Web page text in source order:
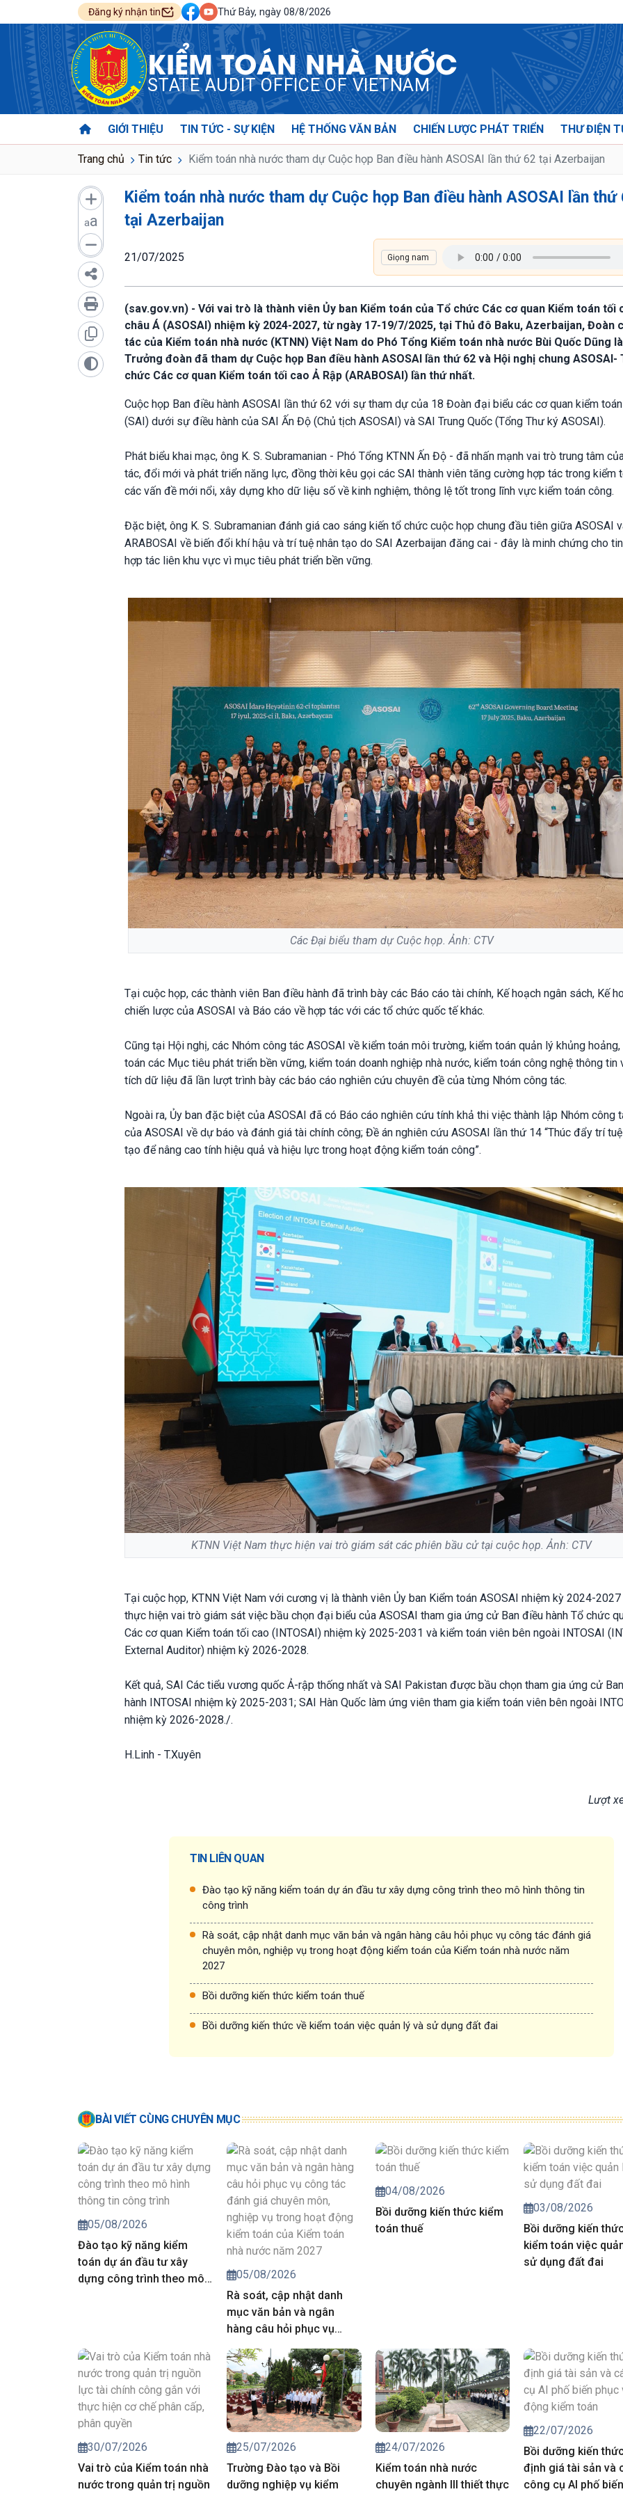
Đăng ký nhận tin Thứ Bảy, ngày 08/8/2026
KIỂM TOÁN NHÀ NƯỚC
STATE AUDIT OFFICE OF VIETNAM
GIỚI THIỆU TIN TỨC - SỰ KIỆN HỆ THỐNG VĂN BẢN CHIẾN LƯỢC PHÁT TRIỂN THƯ ĐIỆN
Trang chủ Tin tức Kiểm toán nhà nước tham dự Cuộc họp Ban điều hành ASOSAI lần thứ 62 tại Azerbaijan
aa
Kiểm toán nhà nước tham dự Cuộc họp Ban điều hành ASOSAI lần thứ
tại Azerbaijan
21/07/2025
(sav.gov.vn) - Với vai trò là thành viên Ủy ban Kiểm toán của Tổ chức Các cơ quan Kiểm toán tối
châu Á (ASOSAI) nhiệm kỳ 2024-2027, từ ngày 17-19/7/2025, tại Thủ đô Baku, Azerbaijan, Đoàn
tác của Kiểm toán nhà nước (KTNN) Việt Nam do Phó Tổng Kiểm toán nhà nước Bùi Quốc Dũng
Trưởng đoàn đã tham dự Cuộc họp Ban điều hành ASOSAI lần thứ 62 và Hội nghị chung ASOSAI-
chức Các cơ quan Kiểm toán tối cao Ả Rập (ARABOSAI) lần thứ nhất.
Cuộc họp Ban điều hành ASOSAI lần thứ 62 với sự tham dự của 18 Đoàn đại biểu các cơ quan kiểm
(SAI) dưới sự điều hành của SAI Ấn Độ (Chủ tịch ASOSAI) và SAI Trung Quốc (Tổng Thư ký ASOSAI).
Phát biểu khai mạc, ông K. S. Subramanian - Phó Tổng KTNN Ấn Độ - đã nhấn mạnh vai trò trung tâm
tác, đổi mới và phát triển năng lực, đồng thời kêu gọi các SAI thành viên tăng cường hợp tác trong kiểm
các vấn đề mới nổi, xây dựng kho dữ liệu số về kinh nghiệm, thông lệ tốt trong lĩnh vực kiểm toán công.
Đặc biệt, ông K. S. Subramanian đánh giá cao sáng kiến tổ chức cuộc họp chung đầu tiên giữa ASOSAI
ARABOSAI về biến đổi khí hậu và trí tuệ nhân tạo do SAI Azerbaijan đăng cai - đây là minh chứng cho
hợp tác liên khu vực vì mục tiêu phát triển bền vững.
Các Đại biểu tham dự Cuộc họp. Ảnh: CTV
Tại cuộc họp, các thành viên Ban điều hành đã trình bày các Báo cáo tài chính, Kế hoạch ngân sách, Kế
chiến lược của ASOSAI và Báo cáo về hợp tác với các tổ chức quốc tế khác.
Cũng tại Hội nghị, các Nhóm công tác ASOSAI về kiểm toán môi trường, kiểm toán quản lý khủng
toán các Mục tiêu phát triển bền vững, kiểm toán doanh nghiệp nhà nước, kiểm toán công nghệ thông tin
tích dữ liệu đã lần lượt trình bày các báo cáo nghiên cứu chuyên đề của từng Nhóm công tác.
Ngoài ra, Ủy ban đặc biệt của ASOSAI đã có Báo cáo nghiên cứu tính khả thi việc thành lập Nhóm công
của ASOSAI về dự báo và đánh giá tài chính công; Đề án nghiên cứu ASOSAI lần thứ 14 “Thúc đẩy trí
tạo để nâng cao tính hiệu quả và hiệu lực trong hoạt động kiểm toán công”.
KTNN Việt Nam thực hiện vai trò giám sát các phiên bầu cử tại cuộc họp. Ảnh: CTV
Tại cuộc họp, KTNN Việt Nam với cương vị là thành viên Ủy ban Kiểm toán ASOSAI nhiệm kỳ 2024-
thực hiện vai trò giám sát việc bầu chọn đại biểu của ASOSAI tham gia ứng cử Ban điều hành Tổ chức
Các cơ quan Kiểm toán tối cao (INTOSAI) nhiệm kỳ 2025-2031 và kiểm toán viên bên ngoài INTOSAI
External Auditor) nhiệm kỳ 2026-2028.
Kết quả, SAI Các tiểu vương quốc Ả-rập thống nhất và SAI Pakistan được bầu chọn tham gia ứng cử
hành INTOSAI nhiệm kỳ 2025-2031; SAI Hàn Quốc làm ứng viên tham gia kiểm toán viên bên ngoài
nhiệm kỳ 2026-2028./.
H.Linh - T.Xuyên
Lượt
TIN LIÊN QUAN
Đào tạo kỹ năng kiểm toán dự án đầu tư xây dựng công trình theo mô hình thông tin
công trình
Rà soát, cập nhật danh mục văn bản và ngân hàng câu hỏi phục vụ công tác đánh giá
chuyên môn, nghiệp vụ trong hoạt động kiểm toán của Kiểm toán nhà nước năm
2027
Bồi dưỡng kiến thức kiểm toán thuế
Bồi dưỡng kiến thức về kiểm toán việc quản lý và sử dụng đất đai
BÀI VIẾT CÙNG CHUYÊN MỤC
05/08/2026
Đào tạo kỹ năng kiểm
toán dự án đầu tư xây
dựng công trình theo mô
05/08/2026
Rà soát, cập nhật danh
mục văn bản và ngân
hàng câu hỏi phục vụ
công tác đánh giá chuyên
môn, nghiệp vụ trong hoạt
động kiểm toán của Kiểm
toán nhà nước năm 2027
04/08/2026
Bồi dưỡng kiến thức kiểm
toán thuế
03/08/2026
Bồi dưỡng kiến
kiểm toán việc
sử dụng đất đai
30/07/2026
Vai trò của Kiểm toán nhà
nước trong quản trị nguồn
25/07/2026
Trường Đào tạo và Bồi
dưỡng nghiệp vụ kiểm
24/07/2026
Kiểm toán nhà nước
chuyên ngành III thiết thực
22/07/2026
Bồi dưỡng kiến
định giá tài sản và
công cụ AI phố